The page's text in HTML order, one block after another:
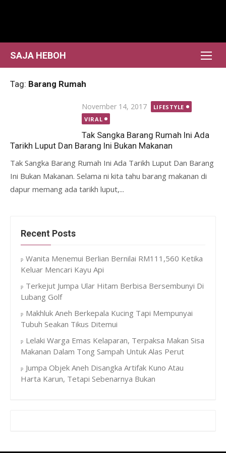
SAJA HEBOH
Tag: Barang Rumah
Posted
on
November 14, 2017
LIFESTYLE
VIRAL
Tak Sangka Barang Rumah Ini Ada
Tarikh Luput Dan Barang Ini Bukan Makanan
Tak Sangka Barang Rumah Ini Ada Tarikh Luput Dan Barang
Ini Bukan Makanan. Selama ni kita tahu barang makanan di
dapur memang ada tarikh luput,...
Recent Posts
Wanita Menemui Berlian Bernilai RM111,560 Ketika
Keluar Mencari Kayu Api
Terkejut Jumpa Ular Hitam Berbisa Bersembunyi Di
Lubang Golf
Makhluk Aneh Berkepala Kucing Tapi Mempunyai
Tubuh Seakan Tikus Ditemui
Lelaki Warga Emas Kelaparan, Terpaksa Makan Sisa
Makanan Dalam Tong Sampah Untuk Alas Perut
Jumpa Objek Aneh Disangka Artifak Kuno Atau
Harta Karun, Tetapi Sebenarnya Bukan